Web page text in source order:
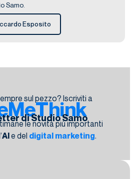
Samo.
Esposito
sul pezzo? Iscriviti a
di Studio Samo
le novità più importanti
AIe del digital marketing.